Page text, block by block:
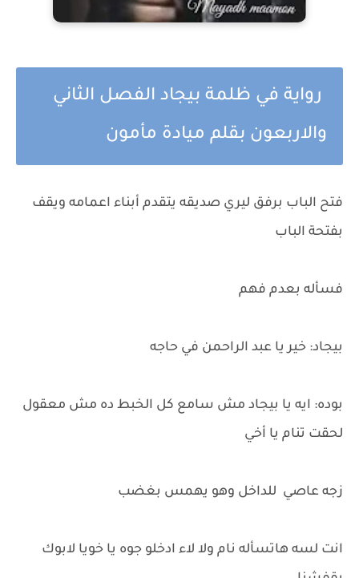
رواية في ظلمة بيجاد الفصل الثاني
والاربعون بقلم ميادة مأمون
فتح الباب برفق ليري صديقه يتقدم أبناء اعمامه ويقف
بفتحة الباب
فسأله بعدم فهم
بيجاد: خير يا عبد الراحمن في حاجه
بوده: ايه يا بيجاد مش سامع كل الخبط ده مش معقول
لحقت تنام يا أخي
زجه عاصي للداخل وهو يهمس بغضب
انت لسه هاتسأله نام ولا لاء ادخلو جوه يا خويا لابوك